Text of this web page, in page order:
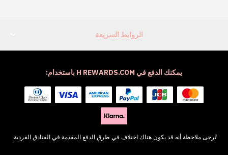
الروابط السريعة
يمكنك الدفع في H REWARDS.COM باستخدام:
تُرجى ملاحظة أنه قد يكون هناك اختلاف في طرق الدفع المقدمة في الفنادق الفردية.